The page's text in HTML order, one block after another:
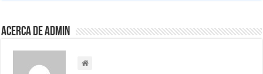
Acerca de admin